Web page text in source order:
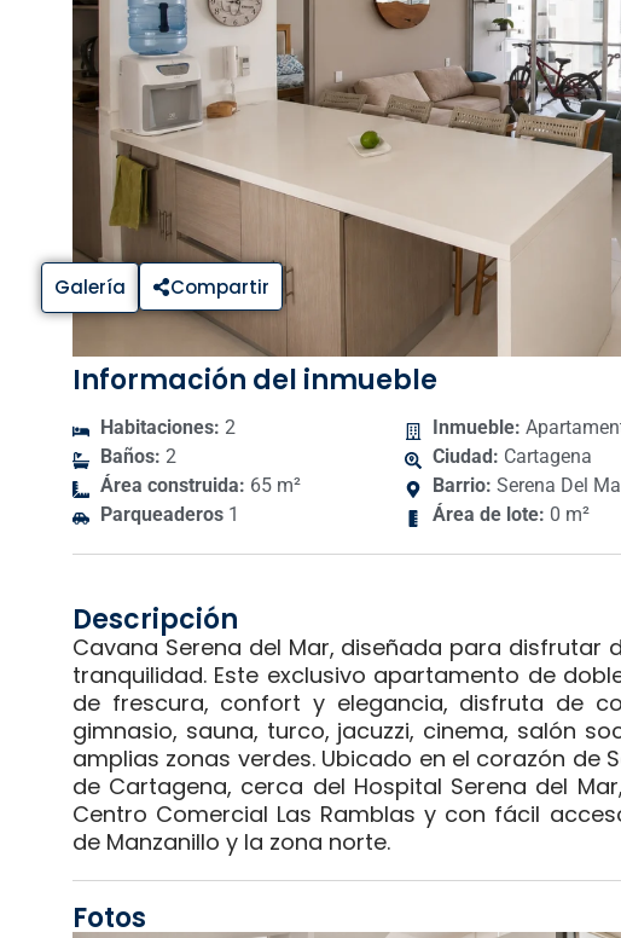
Galería Compartir
Información del inmueble
Habitaciones: 2
Baños: 2
Área construida: 65 m²
Parqueaderos 1
Inmueble:
Ciudad: Cartagena
Barrio: Serena Del
Área de lote: 0 m²
Descripción
Cavana Serena del Mar, diseñada para disfrutar
tranquilidad. Este exclusivo apartamento de
de frescura, confort y elegancia, disfruta de
gimnasio, sauna, turco, jacuzzi, cinema, salón
amplias zonas verdes. Ubicado en el corazón de
de Cartagena, cerca del Hospital Serena del
Centro Comercial Las Ramblas y con fácil
de Manzanillo y la zona norte.
Fotos